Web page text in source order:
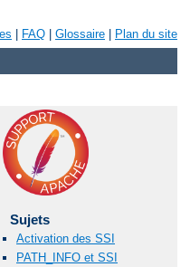
FAQ Glossaire Plan du site
Sujets
Activation des SSI
PATH_INFO et SSI